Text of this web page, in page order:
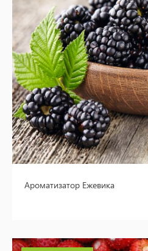
Ароматизатор Ежевика